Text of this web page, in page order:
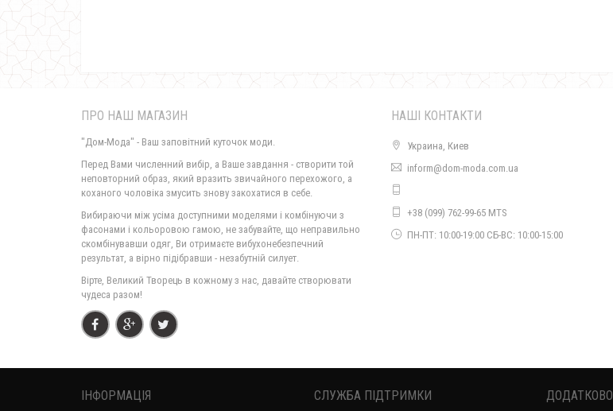
720.00грн.
ПРО НАШ МАГАЗИН
"Дом-Мода" - Ваш заповітний куточок моди.
Перед Вами численний вибір, а Ваше завдання - створити той
неповторний образ, який вразить звичайного перехожого, а
коханого чоловіка змусить знову закохатися в себе.
Вибираючи між усіма доступними моделями і комбінуючи з
фасонами і кольоровою гамою, не забувайте, що неправильно
скомбінувавши одяг, Ви отримаєте вибухонебезпечний
результат, а вірно підібравши - незабутній силует.
Вірте, Великий Творець в кожному з нас, давайте створювати
чудеса разом!
НАШІ КОНТАКТИ
Украина, Киев
inform@dom-moda.com.ua
+38 (099) 762-99-65 MTS
ПН-ПТ: 10:00-19:00 СБ-ВС: 10:00-15:00
ІНФОРМАЦІЯ СЛУЖБА ПІДТРИМКИ ДОДАТКОВО